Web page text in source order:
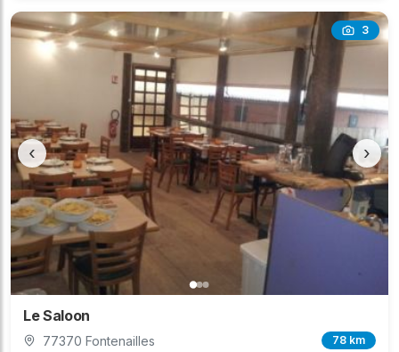
3
‹ ›
Le Saloon
77370 Fontenailles 78 km